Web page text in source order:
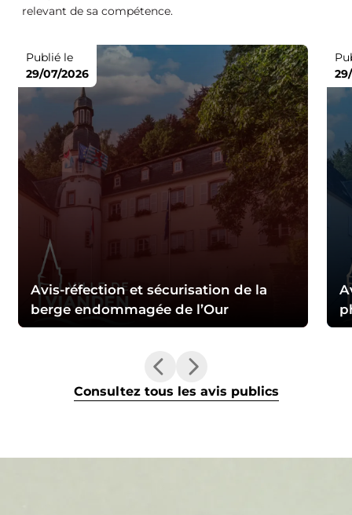
relevant de sa compétence.
Publié le
29/07/2026
Avis-réfection et sécurisation de la
berge endommagée de l’Our
Consultez tous les avis publics